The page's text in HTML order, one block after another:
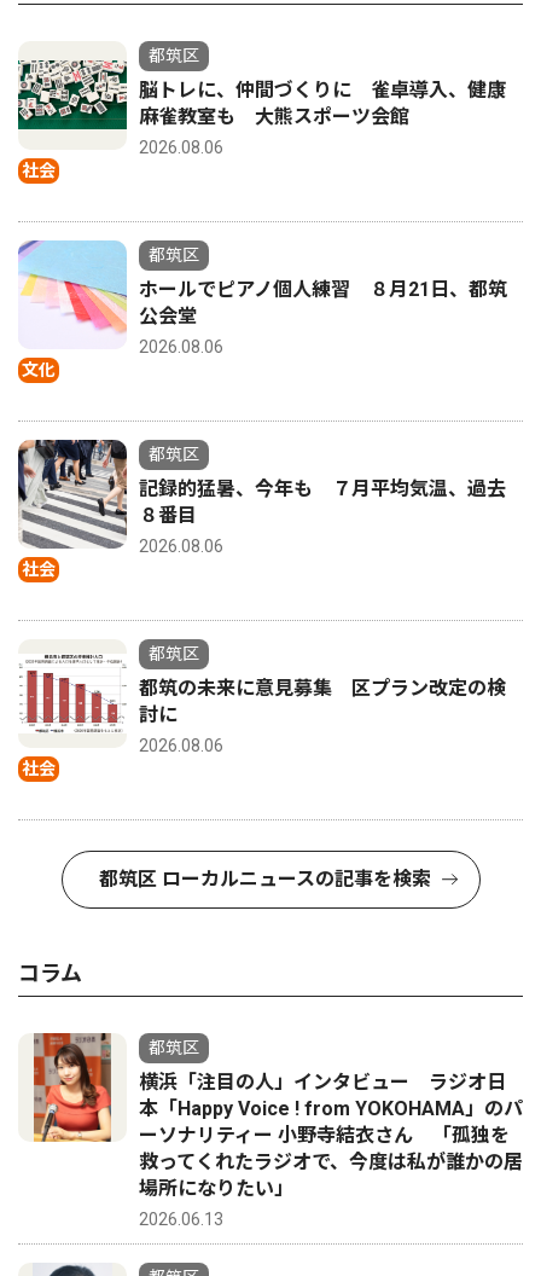
社会
都筑区
脳トレに、仲間づくりに 雀卓導入、健康
麻雀教室も 大熊スポーツ会館
2026.08.06
文化
都筑区
ホールでピアノ個人練習 ８月21日、都筑
公会堂
2026.08.06
社会
都筑区
記録的猛暑、今年も ７月平均気温、過去
８番目
2026.08.06
社会
都筑区
都筑の未来に意見募集 区プラン改定の検
討に
2026.08.06
都筑区 ローカルニュースの記事を検索
コラム
都筑区
横浜「注目の人」インタビュー ラジオ日
本「Happy Voice ! from YOKOHAMA」のパ
ーソナリティー 小野寺結衣さん 「孤独を
救ってくれたラジオで、今度は私が誰かの居
場所になりたい」
2026.06.13